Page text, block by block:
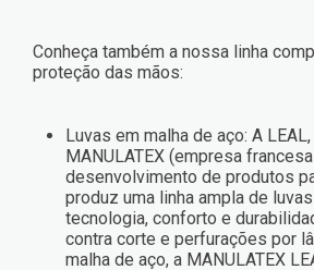
Conheça também a nossa linha
proteção das mãos:
Luvas em malha de aço: A
MANULATEX (empresa
desenvolvimento de produtos
produz uma linha ampla de
tecnologia, conforto e
contra corte e perfurações por
malha de aço, a MANULATEX